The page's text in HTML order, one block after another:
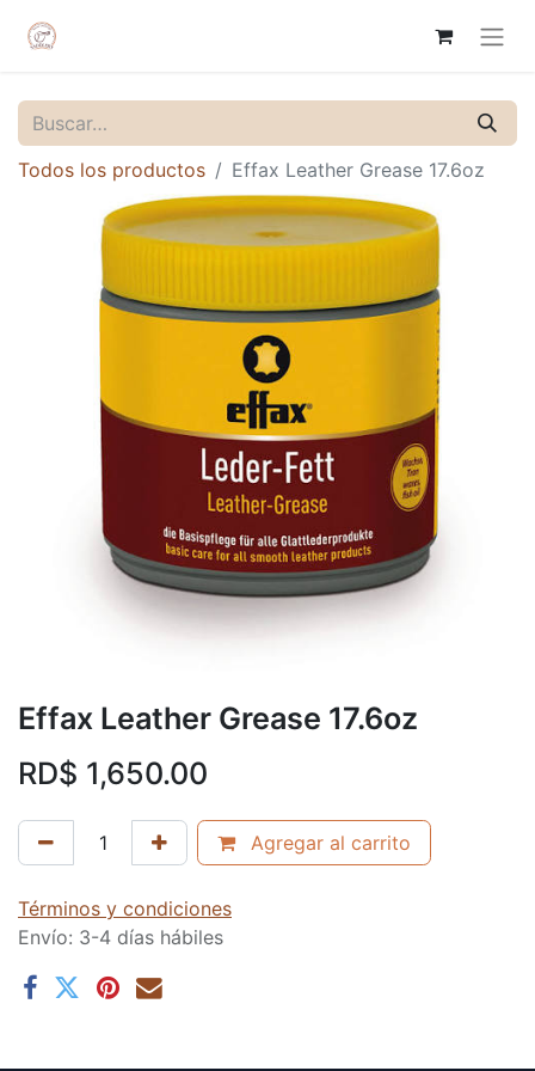
Todos los productos Effax Leather Grease 17.6oz
Effax Leather Grease 17.6oz
RD$ 1,650.00
Agregar al carrito
Términos y condiciones
Envío: 3-4 días hábiles